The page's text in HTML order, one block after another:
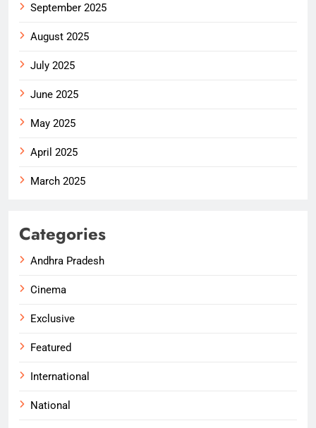
September 2025
August 2025
July 2025
June 2025
May 2025
April 2025
March 2025
Categories
Andhra Pradesh
Cinema
Exclusive
Featured
International
National